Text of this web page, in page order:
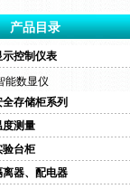
产品目录
示控制仪表
能数显仪
全存储柜系列
度测量
验台柜
离器、配电器
放
易腐蚀性液体储
存柜